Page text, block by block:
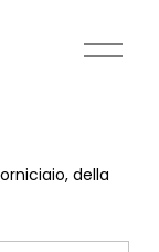
A
p
n
della